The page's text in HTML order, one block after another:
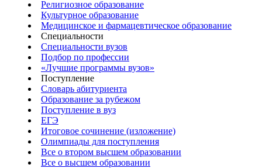
Религиозное образование
Культурное образование
Медицинское и фармацевтическое образование
Специальности
Специальности вузов
Подбор по профессии
«Лучшие программы вузов»
Поступление
Словарь абитуриента
Образование за рубежом
Поступление в вуз
ЕГЭ
Итоговое сочинение (изложение)
Олимпиады для поступления
Все о втором высшем образовании
Все о высшем образовании